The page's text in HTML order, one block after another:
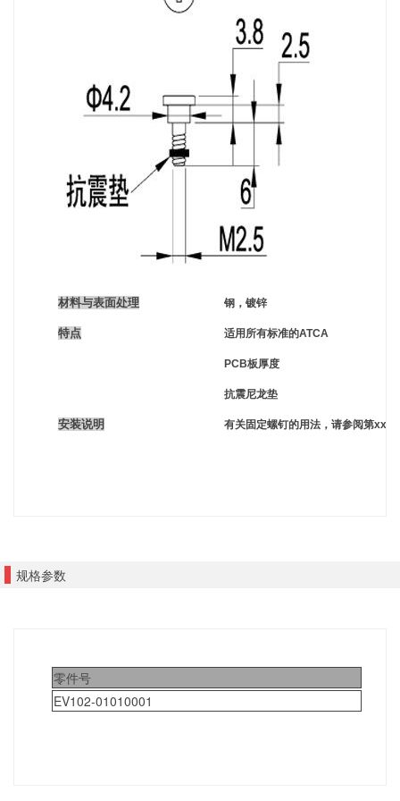
材料与表面处理 钢，镀锌
特点 适用所有标准的ATCA
PCB板厚度
抗震尼龙垫
安装说明 有关固定螺钉的用法，请参阅第xxx
规格参数
零件号
EV102-01010001